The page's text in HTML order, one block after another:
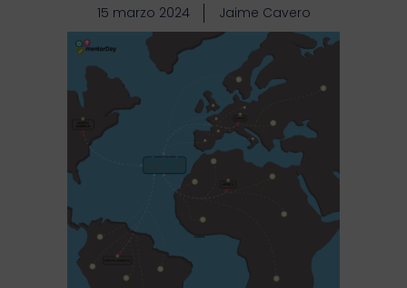
15 marzo 2024 Jaime Cavero